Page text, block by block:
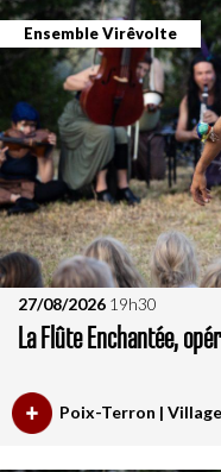
27/08/2026 19h30
La Flûte Enchantée,
Ensemble Virêvolte
Poix-Terron | Village